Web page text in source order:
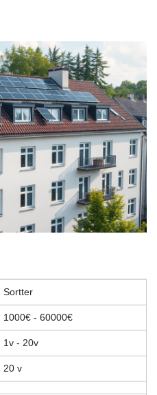
Sortter
1000€ - 60000€
1v - 20v
20 v